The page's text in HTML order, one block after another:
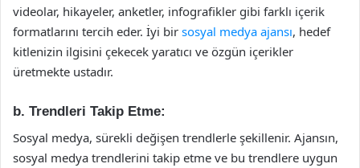
videolar, hikayeler, anketler, infografikler gibi farklı içerik
formatlarını tercih eder. İyi bir sosyal medya ajansı, hedef
kitlenizin ilgisini çekecek yaratıcı ve özgün içerikler
üretmekte ustadır.
b. Trendleri Takip Etme:
Sosyal medya, sürekli değişen trendlerle şekillenir. Ajansın,
sosyal medya trendlerini takip etme ve bu trendlere uygun